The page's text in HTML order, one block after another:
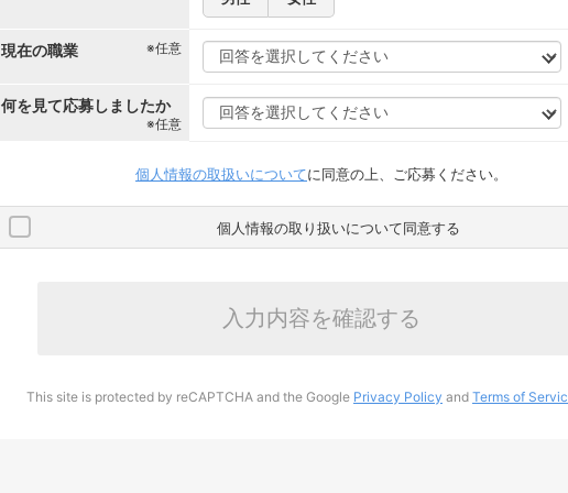
現在の職業 ※任意
何を見て応募しましたか
※任意
個人情報の取扱いについてに同意の上、ご応募ください。
個人情報の取り扱いについて同意する
入力内容を確認する
This site is protected by reCAPTCHA and the Google Privacy Policy and Terms of